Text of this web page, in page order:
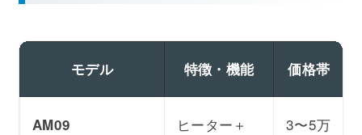
モデル 特徴・機能 価格帯
AM09
ヒーター＋
3〜5万